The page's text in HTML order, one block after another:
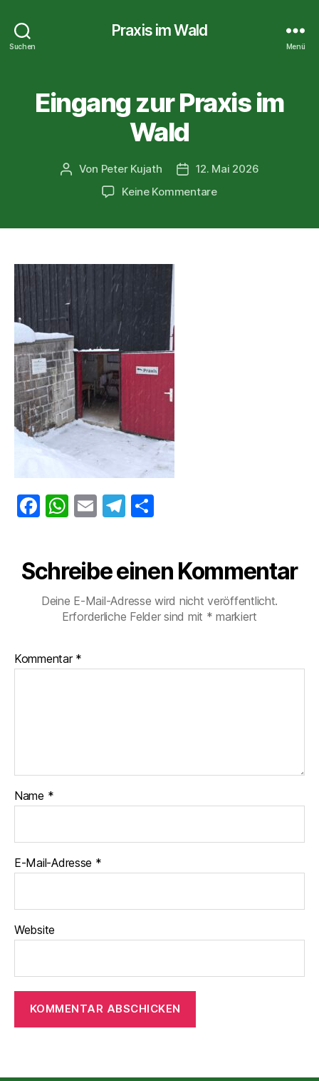
Suchen
Praxis im Wald
Menü
Eingang zur Praxis im
Wald
Beitragsautor
Von Peter Kujath Veröffentlichungsdatum
12. Mai 2026
Keine Kommentarezu
F
e
b
k
W
s
A
p
E
l
T
gr
a
m
n
Schreibe einen Kommentar
Deine E-Mail-Adresse wird nicht veröffentlicht.
Erforderliche Felder sind mit * markiert
Kommentar *
Name *
E-Mail-Adresse *
Website